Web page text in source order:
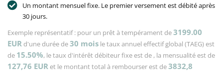
Un montant mensuel fixe. Le premier versement est débité après
30 jours.
Exemple représentatif : pour un prêt à tempérament de3199.00
EURd'une durée de30 mois le taux annuel effectif global (TAEG) est
de 15.50%, le taux d'intérêt débiteur fixe est de , la mensualité est de
127,76 EURet le montant total à rembourser est de3832,8